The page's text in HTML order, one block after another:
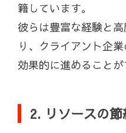
籍しています。
彼らは豊富な経験と
り、クライアント企
効果的に進めることが
2. リソースの節